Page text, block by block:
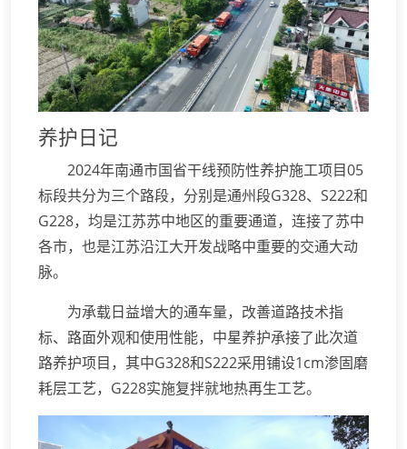
养护日记
2024年南通市国省干线预防性养护施工项目05
标段共分为三个路段，分别是通州段G328、S222和
G228，均是江苏苏中地区的重要通道，连接了苏中
各市，也是江苏沿江大开发战略中重要的交通大动
脉。
为承载日益增大的通车量，改善道路技术指
标、路面外观和使用性能，中星养护承接了此次道
路养护项目，其中G328和S222采用铺设1cm渗固磨
耗层工艺，G228实施复拌就地热再生工艺。